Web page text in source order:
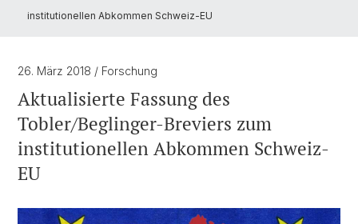
institutionellen Abkommen Schweiz-EU
26. März 2018 / Forschung
Aktualisierte Fassung des
Tobler/Beglinger-Breviers zum
institutionellen Abkommen Schweiz-
EU